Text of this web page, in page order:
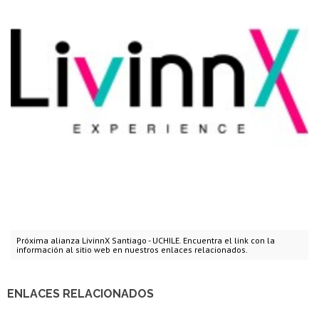
Próxima alianza LivinnX Santiago - UCHILE. Encuentra el link con la
información al sitio web en nuestros enlaces relacionados.
ENLACES RELACIONADOS